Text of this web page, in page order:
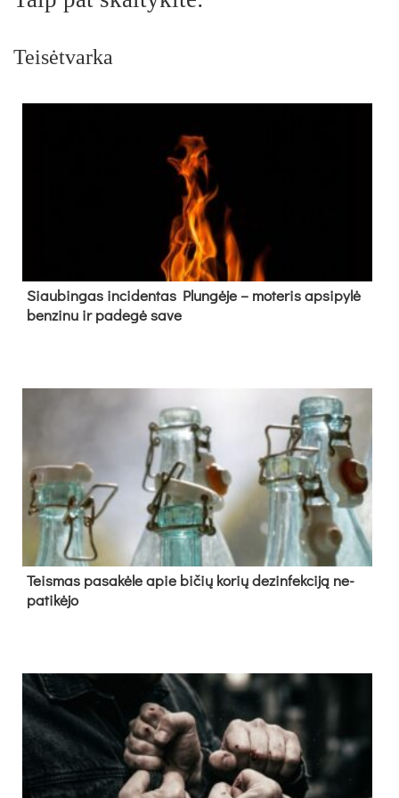
Teisėtvarka
Siau­bin­gas in­ci­den­tas Plun­gė­je – mo­te­ris ap­si­py­lė
ben­zi­nu ir pa­de­gė sa­ve
Teis­mas pa­sa­kė­le apie bi­čių ko­rių de­zin­fek­ci­ją ne­
pa­ti­kė­jo